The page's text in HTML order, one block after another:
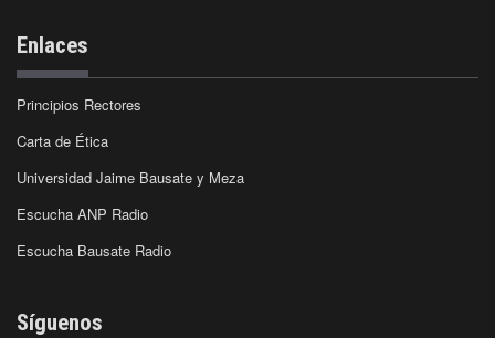
Enlaces
Principios Rectores
Carta de Ética
Universidad Jaime Bausate y Meza
Escucha ANP Radio
Escucha Bausate Radio
Síguenos